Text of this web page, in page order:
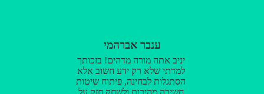
ענבר אברהמי
יניב אתה מורה מדהים! בזכותך
למדתי שלא רק ידע חשוב אלא
הסתגלות לבחינה, פיתוח שיטות
חשיבה מהירות ולשחק חזק על